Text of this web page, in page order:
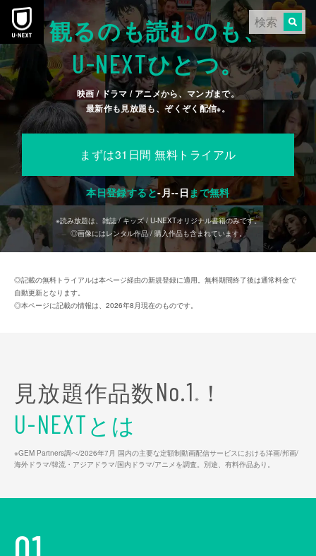
本文へスキップ
観るのも読むのも、
U-NEXTひとつ。
映画 / ドラマ / アニメから、マンガまで。
最新作も見放題も、ぞくぞく配信※。
まずは31日間 無料トライアル
本日登録すると-月--日まで無料
※読み放題は、雑誌 / キッズ / U-NEXTオリジナル書籍のみです。
◎画像にはレンタル作品 / 購入作品も含まれています。
◎記載の無料トライアルは本ページ経由の新規登録に適用。無料期間終了後は通常料金で
自動更新となります。
◎本ページに記載の情報は、2026年8月現在のものです。
見放題作品数No.1 ※ ！
U-NEXTとは
※GEM Partners調べ/2026年7⽉ 国内の主要な定額制動画配信サービスにおける洋画/邦画/
海外ドラマ/韓流・アジアドラマ/国内ドラマ/アニメを調査。別途、有料作品あり。